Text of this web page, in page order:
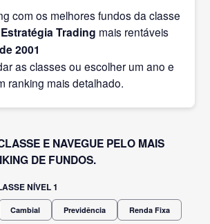
com os melhores fundos da classe
Trading mais rentáveis
de 2001
as classes ou escolher um ano e
ranking mais detalhado.
E NAVEGUE PELO MAIS
DE FUNDOS.
NÍVEL 1
Cambial Previdência Renda Fixa